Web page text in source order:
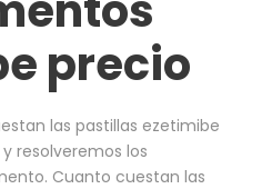
precio
las pastillas ezetimibe
resolveremos los
Cuanto cuestan las